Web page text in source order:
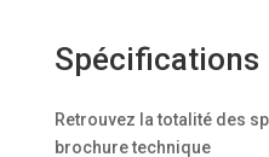
Spécifications
Retrouvez la totalité des
brochure technique